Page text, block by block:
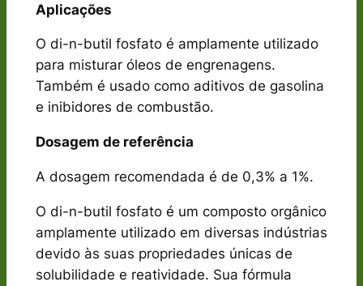
Aplicações
O di-n-butil fosfato é amplamente utilizado
para misturar óleos de engrenagens.
Também é usado como aditivos de gasolina
e inibidores de combustão.
Dosagem de referência
A dosagem recomendada é de 0,3% a 1%.
O di-n-butil fosfato é um composto orgânico
amplamente utilizado em diversas indústrias
devido às suas propriedades únicas de
solubilidade e reatividade. Sua fórmula